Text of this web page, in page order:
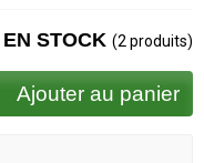
EN STOCK (2 produits)
Ajouter au panier